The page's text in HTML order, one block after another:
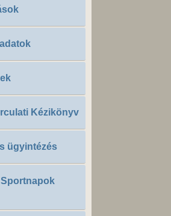
Kézikönyv
ügyintézés